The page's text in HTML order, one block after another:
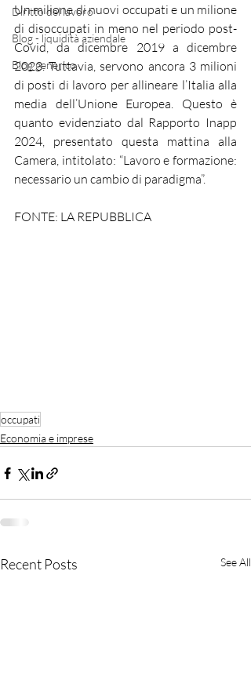
Diritto del lavoro
Blog - liquidità aziendale
Blog generico
Un milione di nuovi occupati e un milione
di disoccupati in meno nel periodo post-
Covid, da dicembre 2019 a dicembre
2023. Tuttavia, servono ancora 3 milioni
di posti di lavoro per allineare l’Italia alla
media dell’Unione Europea. Questo è
quanto evidenziato dal Rapporto Inapp
2024, presentato questa mattina alla
Camera, intitolato: “Lavoro e formazione:
necessario un cambio di paradigma”.
FONTE: LA REPUBBLICA
occupati
Economia e imprese
Recent Posts See All